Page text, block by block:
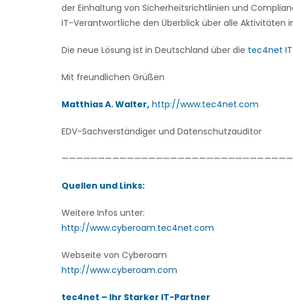
der Einhaltung von Sicherheitsrichtlinien und
IT-Verantwortliche den Überblick über alle Aktivitäten
Die neue Lösung ist in Deutschland über die tec4net
Mit freundlichen Grüßen
Matthias A. Walter, http://www.tec4net.com
EDV-Sachverständiger und Datenschutzauditor
Quellen und Links:
Weitere Infos unter:
http://www.cyberoam.tec4net.com
Webseite von Cyberoam
http://www.cyberoam.com
tec4net – Ihr Starker IT-Partner